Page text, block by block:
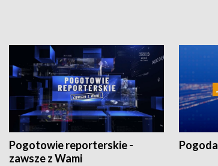
Pogotowie reporterskie -
zawsze z Wami
Pogoda